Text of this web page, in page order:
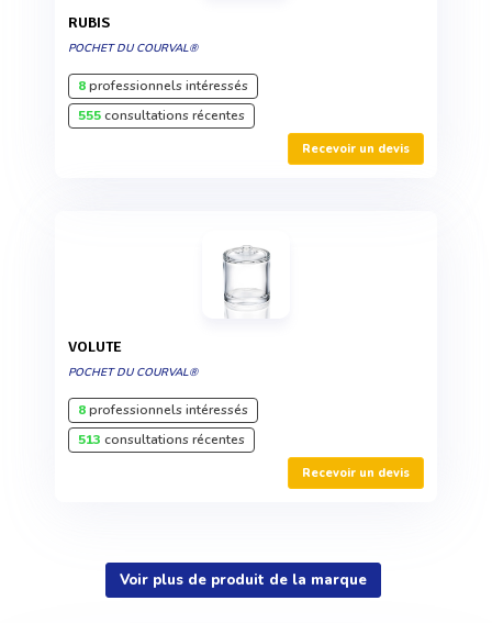
RUBIS
POCHET DU COURVAL®
8professionnels intéressés
555consultations récentes
Recevoir un devis
VOLUTE
POCHET DU COURVAL®
8professionnels intéressés
513 consultations récentes
Recevoir un devis
Voir plus de produit de la marque